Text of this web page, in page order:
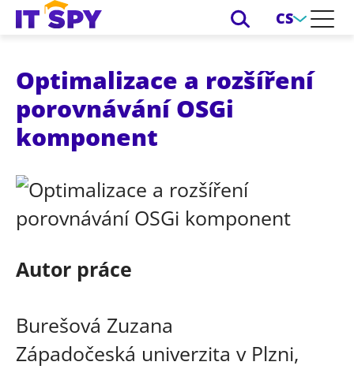
CS
Optimalizace a rozšíření
porovnávání OSGi
komponent
Autor práce
Burešová Zuzana
Západočeská univerzita v Plzni,